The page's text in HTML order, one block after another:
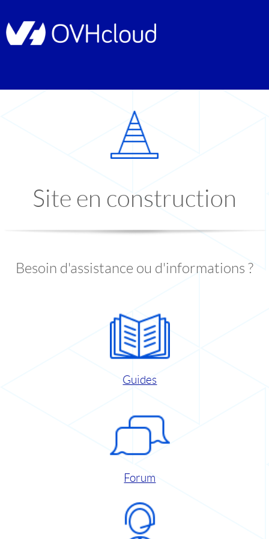
Site en construction
Besoin d'assistance ou d'informations ?
Guides
Forum